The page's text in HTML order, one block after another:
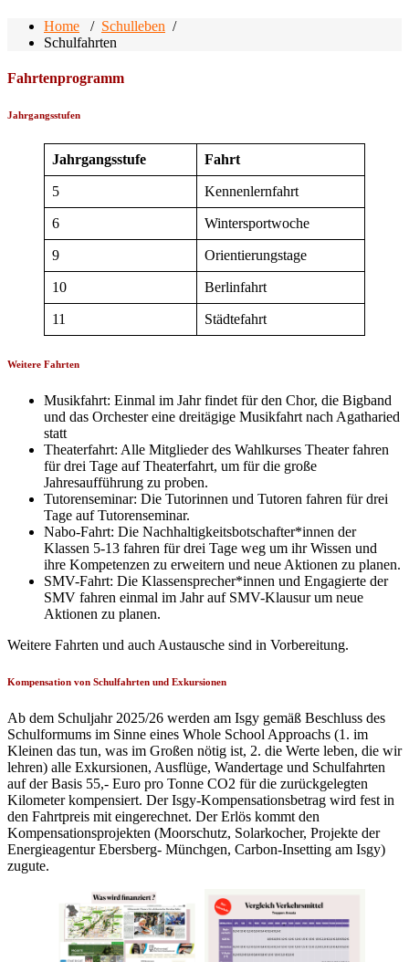
Home / Schulleben /
Schulfahrten
Fahrtenprogramm
Jahrgangsstufen
Jahrgangsstufe Fahrt
5 Kennenlernfahrt
6 Wintersportwoche
9 Orientierungstage
10 Berlinfahrt
11 Städtefahrt
Weitere Fahrten
Musikfahrt: Einmal im Jahr findet für den Chor, die Bigband
und das Orchester eine dreitägige Musikfahrt nach Agatharied
statt
Theaterfahrt: Alle Mitglieder des Wahlkurses Theater fahren
für drei Tage auf Theaterfahrt, um für die große
Jahresaufführung zu proben.
Tutorenseminar: Die Tutorinnen und Tutoren fahren für drei
Tage auf Tutorenseminar.
Nabo-Fahrt: Die Nachhaltigkeitsbotschafter*innen der
Klassen 5-13 fahren für drei Tage weg um ihr Wissen und
ihre Kompetenzen zu erweitern und neue Aktionen zu planen.
SMV-Fahrt: Die Klassensprecher*innen und Engagierte der
SMV fahren einmal im Jahr auf SMV-Klausur um neue
Aktionen zu planen.
Weitere Fahrten und auch Austausche sind in Vorbereitung.
Kompensation von Schulfahrten und Exkursionen
Ab dem Schuljahr 2025/26 werden am Isgy gemäß Beschluss des
Schulformums im Sinne eines Whole School Approachs (1. im
Kleinen das tun, was im Großen nötig ist, 2. die Werte leben, die wir
lehren) alle Exkursionen, Ausflüge, Wandertage und Schulfahrten
auf der Basis 55,- Euro pro Tonne CO2 für die zurückgelegten
Kilometer kompensiert. Der Isgy-Kompensationsbetrag wird fest in
den Fahrtpreis mit eingerechnet. Der Erlös kommt den
Kompensationsprojekten (Moorschutz, Solarkocher, Projekte der
Energieagentur Ebersberg- Münchgen, Carbon-Insetting am Isgy)
zugute.